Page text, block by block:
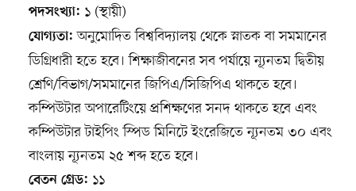
পদসংখ্যা: ১ (স্থায়ী)
যোগ্যতা: অনুমোদিত বিশ্ববিদ্যালয় থেকে স্নাতক বা সমমানের
ডিগ্রিধারী হতে হবে। শিক্ষাজীবনের সব পর্যায়ে ন্যূনতম দ্বিতীয়
শ্রেণি/বিভাগ/সমমানের জিপিএ/সিজিপিএ থাকতে হবে।
কম্পিউটার অপারেটিংয়ে প্রশিক্ষণের সনদ থাকতে হবে এবং
কম্পিউটার টাইপিং স্পিড মিনিটে ইংরেজিতে ন্যূনতম ৩০ এবং
বাংলায় ন্যূনতম ২৫ শব্দ হতে হবে।
বেতন গ্রেড: ১১